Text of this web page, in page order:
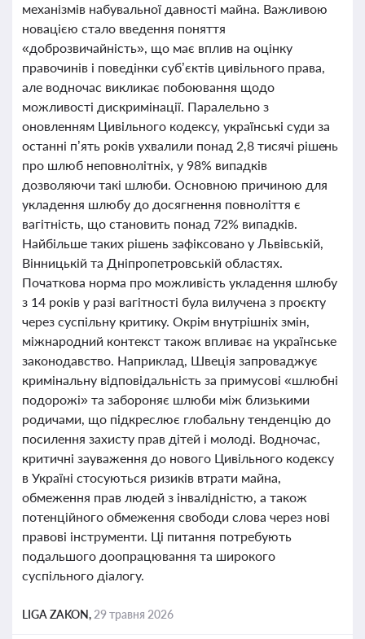
механізмів набувальної давності майна. Важливою
новацією стало введення поняття
«доброзвичайність», що має вплив на оцінку
правочинів і поведінки суб’єктів цивільного права,
але водночас викликає побоювання щодо
можливості дискримінації. Паралельно з
оновленням Цивільного кодексу, українські суди за
останні п’ять років ухвалили понад 2,8 тисячі рішень
про шлюб неповнолітніх, у 98% випадків
дозволяючи такі шлюби. Основною причиною для
укладення шлюбу до досягнення повноліття є
вагітність, що становить понад 72% випадків.
Найбільше таких рішень зафіксовано у Львівській,
Вінницькій та Дніпропетровській областях.
Початкова норма про можливість укладення шлюбу
з 14 років у разі вагітності була вилучена з проєкту
через суспільну критику. Окрім внутрішніх змін,
міжнародний контекст також впливає на українське
законодавство. Наприклад, Швеція запроваджує
кримінальну відповідальність за примусові «шлюбні
подорожі» та забороняє шлюби між близькими
родичами, що підкреслює глобальну тенденцію до
посилення захисту прав дітей і молоді. Водночас,
критичні зауваження до нового Цивільного кодексу
в Україні стосуються ризиків втрати майна,
обмеження прав людей з інвалідністю, а також
потенційного обмеження свободи слова через нові
правові інструменти. Ці питання потребують
подальшого доопрацювання та широкого
суспільного діалогу.
LIGA ZAKON, 29 травня 2026